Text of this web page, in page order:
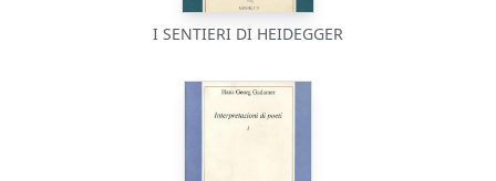
I SENTIERI DI HEIDEGGER